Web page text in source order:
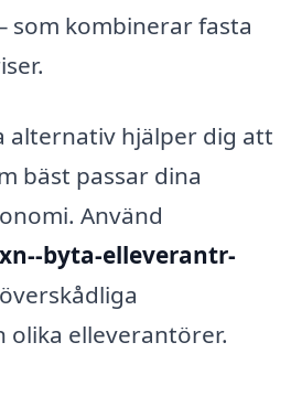
som kombinerar fasta
alternativ hjälper dig att
bäst passar dina
Använd
xn--byta-elleverantr-
olika elleverantörer.